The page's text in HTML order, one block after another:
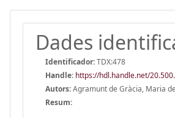
Dades
Identificador:TDX:478
Handle: https://hdl.handle.net/
Autors:Agramunt de Gràcia, Maria
Resum: